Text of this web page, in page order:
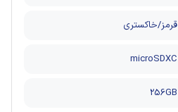
قرمز/خاکستری
microSDXC
256GB